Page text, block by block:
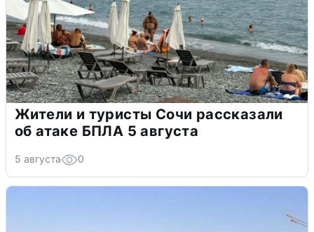
Жители и туристы Сочи рассказали
об атаке БПЛА 5 августа
5 августа 0